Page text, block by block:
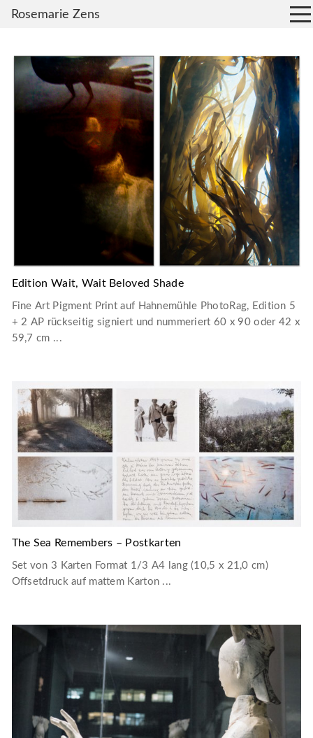
Edition Wait, Wait Beloved Shade
Fine Art Pigment Print auf Hahnemühle PhotoRag, Edition 5
+ 2 AP rückseitig signiert und nummeriert 60 x 90 oder 42 x
59,7 cm ...
The Sea Remembers – Postkarten
Set von 3 Karten Format 1/3 A4 lang (10,5 x 21,0 cm)
Offsetdruck auf mattem Karton ...
Rosemarie Zens